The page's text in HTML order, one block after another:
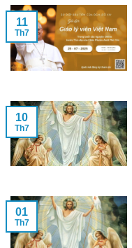
11
Th7
10
Th7
01
Th7